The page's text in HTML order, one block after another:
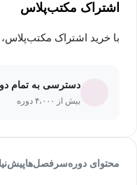
اشتراک مکتب‌پلاس
با خرید اشتراک مکتب‌پلاس، علاوه بر این
دسترسی به تمام
بیش از ۴،۰۰۰ دوره
محتوای دورهسرفصل‌ها